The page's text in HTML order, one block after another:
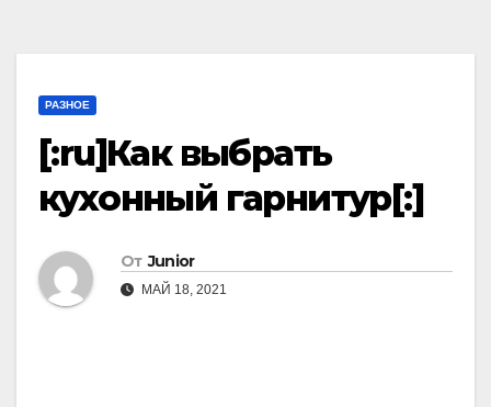
РАЗНОЕ
[:ru]Как выбрать
кухонный гарнитур[:]
От Junior
МАЙ 18, 2021